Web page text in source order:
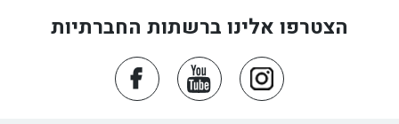
הצטרפו אלינו ברשתות החברתיות